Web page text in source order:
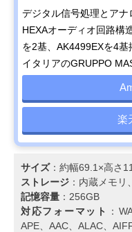
デジタル信号処理とア
HEXAオーディオ回路構
を2基、AK4499EXを4基
イタリアのGRUPPO
楽
サイズ：​約幅69.1×高さ
ストレージ ：​内蔵メモ
記憶容量 ：​256GB​
対応フォーマット
：
APE、AAC、ALAC、